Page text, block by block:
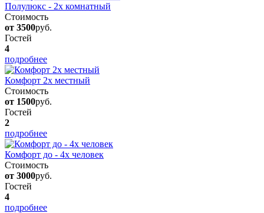
Полулюкс - 2х комнатный
Стоимость
от 3500руб.
Гостей
4
подробнее
Комфорт 2х местный
Стоимость
от 1500руб.
Гостей
2
подробнее
Комфорт до - 4х человек
Стоимость
от 3000руб.
Гостей
4
подробнее